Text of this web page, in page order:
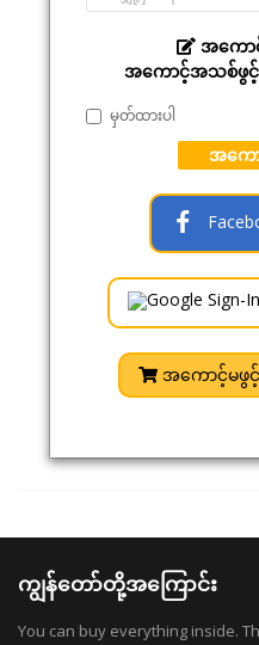
အကော
အကောင့်အသစ်ဖွင့်
မှတ်ထားပါ
အကေ
အကောင့်မဖွင့်
ကျွန်တော်တို့အကြောင်း
You can buy everything inside.